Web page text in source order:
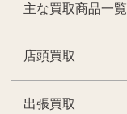
主な買取商品一覧
店頭買取
出張買取